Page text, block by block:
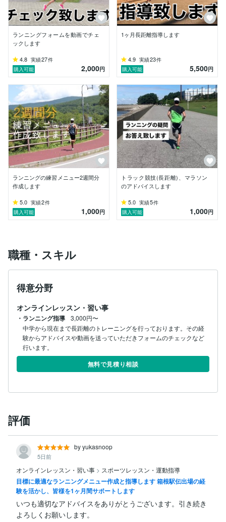
何か分からないことありましたら、気軽に連絡して下さ
い。
よろしくお願いします。
中学…全国陸上大会3000m出場
高校…インターハイ5000m入賞
箱根駅伝出場
社会人…1500m、3000m、5000m、ハーフマラソ
ン、フルマラソン自己ベスト更新
・記録
1500m 3'47
3000m 8'15
5000m 13'53
10000m 29'03
ハーフマラソン　63'57
フルマラソン　2:17:20
ランニングフォームを動画でチェ
ックします
4.8 実績27件
購入可能
2,000円
1ヶ月長距離指導します
4.9 実績23件
購入可能
5,500円
ランニングの練習メニュー2週間分
作成します
5.0 実績2件
購入可能
1,000円
トラック競技(長距離)、マラソン
のアドバイスします
5.0 実績5件
購入可能
1,000円
職種・スキル
得意分野
オンラインレッスン・習い事
・ランニング指導
3,000円〜
中学から現在まで長距離のトレーニングを行っております。その経
験からアドバイスや動画を送っていただきフォームのチェックなど
行います。
無料で見積り相談
評価
by yukasnoop
5日前
オンラインレッスン・習い事 > スポーツレッスン・運動指導
目標に最適なランニングメニュー作成と指導します 箱根駅伝出場の経
験を活かし、皆様を1ヶ月間サポートします
いつも適切なアドバイスをありがとうございます。引き続き
よろしくお願いします。